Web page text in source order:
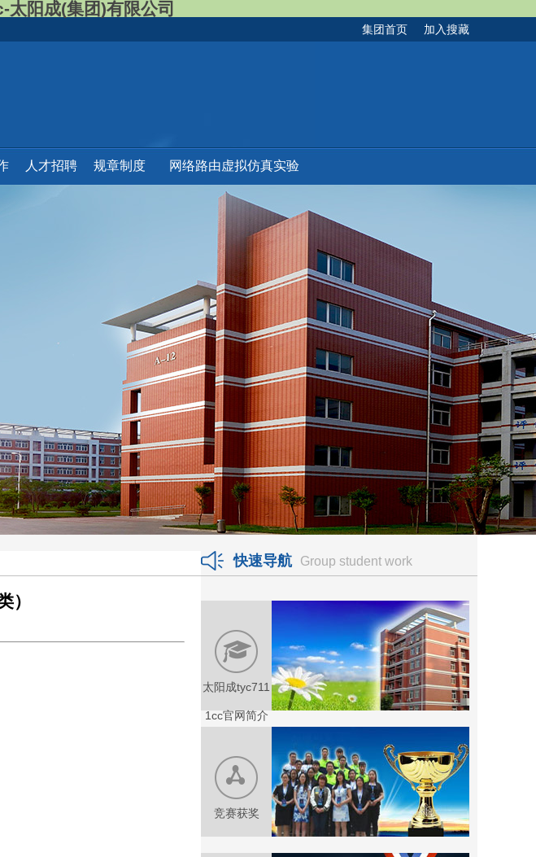
阳成(集团)有限公司
集团首页 加入搜藏
人才招聘 规章制度 网络路由虚拟仿真实验
）
快速导航 Group student work
太阳成tyc711
1cc官网简介
竞赛获奖